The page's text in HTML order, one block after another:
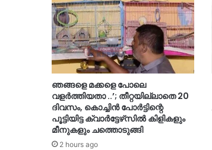
ഞങ്ങളെ മക്കളെ പോലെ
വളർത്തിയതാ ..’; തീറ്റയില്ലാതെ 20
ദിവസം, കൊച്ചിൻ പോർട്ടിന്റെ
പൂട്ടിയിട്ട ക്വാർട്ടേഴ്‌സിൽ കിളികളും
മീനുകളും ചത്തൊടുങ്ങി
2 hours ago